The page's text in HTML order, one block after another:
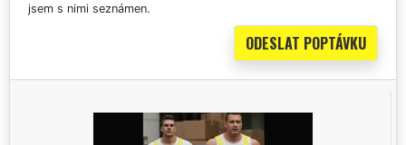
jsem s nimi seznámen.